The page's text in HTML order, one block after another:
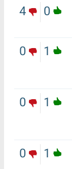
0
4
1
0
1
0
1
0